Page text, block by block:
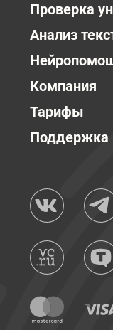
Проверка
Анализ
Компания
Тарифы
Поддержка